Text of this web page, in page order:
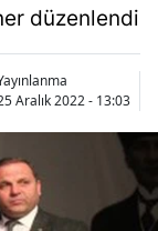
düzenlendi
Aralık 2022 - 13:03